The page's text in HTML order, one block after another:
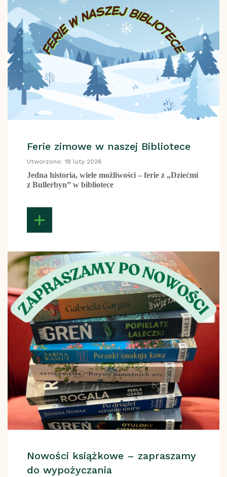
Ferie zimowe w naszej Bibliotece
Utworzono: 18 luty 2026
Jedna historia, wiele możliwości – ferie z „Dziećmi
z Bullerbyn” w bibliotece
Nowości książkowe – zapraszamy
do wypożyczania